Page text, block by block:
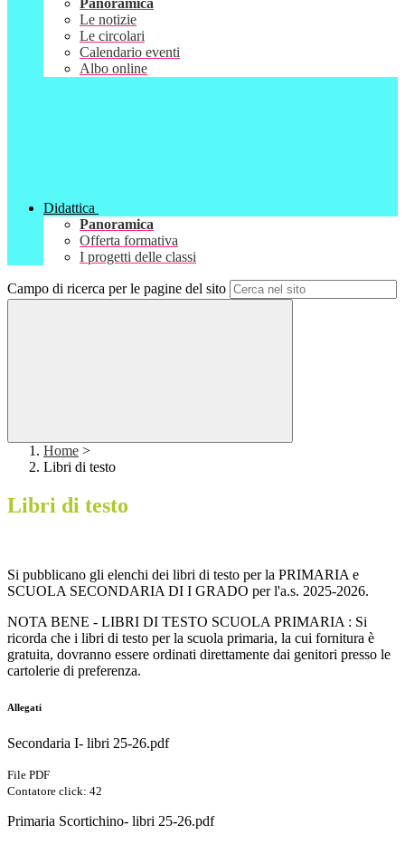
Panoramica
Le notizie
Le circolari
Calendario eventi
Albo online
Didattica
Panoramica
Offerta formativa
I progetti delle classi
Campo di ricerca per le pagine del sito
Home >
Libri di testo
Libri di testo
Si pubblicano gli elenchi dei libri di testo per la PRIMARIA e
SCUOLA SECONDARIA DI I GRADO per l'a.s. 2025-2026.
NOTA BENE - LIBRI DI TESTO SCUOLA PRIMARIA : Si
ricorda che i libri di testo per la scuola primaria, la cui fornitura è
gratuita, dovranno essere ordinati direttamente dai genitori presso le
cartolerie di preferenza.
Allegati
Secondaria I- libri 25-26.pdf
File PDF
Contatore click: 42
Primaria Scortichino- libri 25-26.pdf